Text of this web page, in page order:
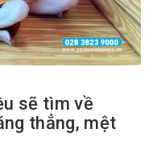
sẽ tìm về
thẳng, mệt